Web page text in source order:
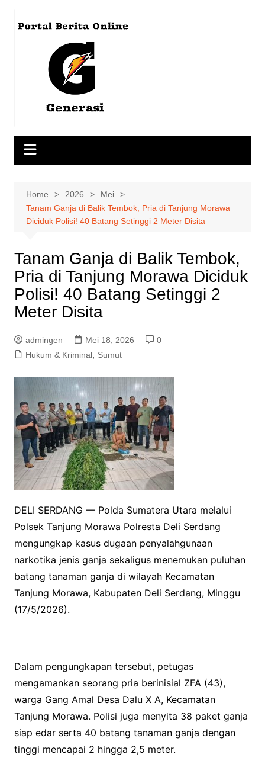
Home 2026
Mei
Tanam Ganja di Balik Tembok, Pria di Tanjung Morawa
Diciduk Polisi! 40 Batang Setinggi 2 Meter Disita
Tanam Ganja di Balik Tembok,
Pria di Tanjung Morawa Diciduk
Polisi! 40 Batang Setinggi 2
Meter Disita
admingen Mei 18, 2026
0
Hukum & Kriminal, Sumut
DELI SERDANG — Polda Sumatera Utara melalui
Polsek Tanjung Morawa Polresta Deli Serdang
mengungkap kasus dugaan penyalahgunaan
narkotika jenis ganja sekaligus menemukan puluhan
batang tanaman ganja di wilayah Kecamatan
Tanjung Morawa, Kabupaten Deli Serdang, Minggu
(17/5/2026).
Dalam pengungkapan tersebut, petugas
mengamankan seorang pria berinisial ZFA (43),
warga Gang Amal Desa Dalu X A, Kecamatan
Tanjung Morawa. Polisi juga menyita 38 paket ganja
siap edar serta 40 batang tanaman ganja dengan
tinggi mencapai 2 hingga 2,5 meter.